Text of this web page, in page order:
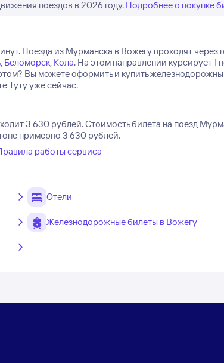
поездов в 2026 году. Подробнее о покупке
Поезда из Мурманска в Вожегу проходят через
, Беломорск, Кола. На этом направлении курсирует 1
Вы можете оформить и купить
Туту уже сейчас.
3 630 рублей.Стоимость билета на поезд
примерно 3 630 рублей.
работы сервиса
Отели
Железнодорожные билеты в Вожегу